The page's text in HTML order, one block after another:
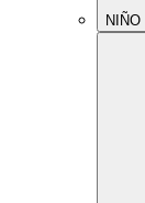
NIÑO